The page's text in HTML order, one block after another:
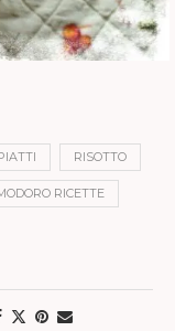
RISOTTO
RICETTE